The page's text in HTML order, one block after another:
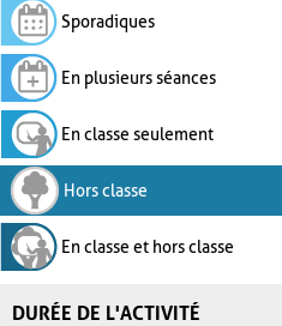
Sporadiques
En plusieurs séances
En classe seulement
Hors classe
En classe et hors classe
DURÉE DE L'ACTIVITÉ